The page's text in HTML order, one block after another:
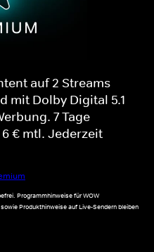
auf 2 Streams
mit Dolby Digital 5.1
7 Tage
€ mtl. Jederzeit
Programmhinweise für WOW
Produkthinweise auf Live-Sendern bleiben